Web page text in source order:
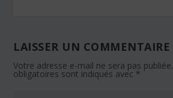
LAISSER UN COMMENTAIRE
Votre adresse e-mail ne sera pas publiée.
obligatoires sont indiqués avec *